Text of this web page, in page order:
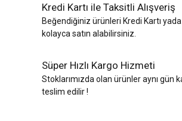
Kredi Kartı ile Taksitli Alışveriş
Beğendiğiniz ürünleri Kredi Kartı
kolayca satın alabilirsiniz.
Süper Hızlı Kargo Hizmeti
Stoklarımızda olan ürünler aynı gün
teslim edilir !